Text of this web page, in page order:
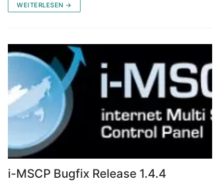
WEITERLESEN →
i-MSCP Bugfix Release 1.4.4